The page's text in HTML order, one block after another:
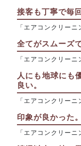
接客も丁寧で毎
「エアコンクリー
全てがスムーズ
「エアコンクリー
人にも地球にも
良い。
「エアコンクリー
印象が良かった。
「エアコンクリー